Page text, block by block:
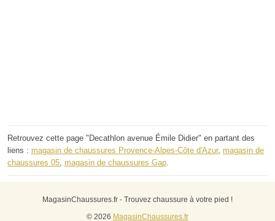
Retrouvez cette page "Decathlon avenue Émile Didier" en partant des
liens : magasin de chaussures Provence-Alpes-Côte d'Azur, magasin de
chaussures 05, magasin de chaussures Gap.
MagasinChaussures.fr - Trouvez chaussure à votre pied !
© 2026 MagasinChaussures.fr